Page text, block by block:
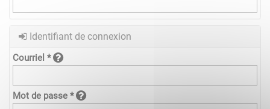
Identifiant de connexion
Courriel *
Mot de passe *